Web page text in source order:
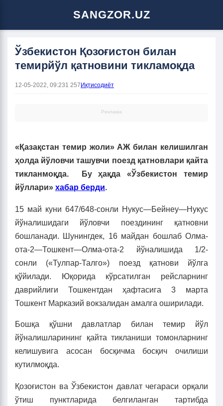
SANGZOR.UZ
Ўзбекистон Қозоғистон билан
темирйўл қатновини тикламоқда
12-05-2022, 09:231 257 Иқтисодиёт
Реклама
«Қазақстан темир жоли» АЖ билан келишилган
ҳолда йўловчи ташувчи поезд қатновлари қайта
тикланмоқда. Бу ҳақда «Ўзбекистон темир
йўллари» хабар берди.
15 май куни 647/648-сонли Нукус—Бейнеу—Нукус
йўналишидаги йўловчи поездининг қатновни
бошланади. Шунингдек, 16 майдан бошлаб Олма-
ота-2—Тошкент—Олма-ота-2 йўналишида 1/2-
сонли («Тулпар-Талго») поезд қатнови йўлга
қўйилади. Юқорида кўрсатилган рейсларнинг
даврийлиги Тошкентдан ҳафтасига 3 марта
Тошкент Марказий вокзалидан амалга оширилади.
Бошқа қўшни давлатлар билан темир йўл
йўналишларининг қайта тикланиши томонларнинг
келишувига асосан босқичма босқич очилиши
кутилмоқда.
Қозоғистон ва Ўзбекистон давлат чегараси орқали
ўтиш пунктларида белгиланган тартибда